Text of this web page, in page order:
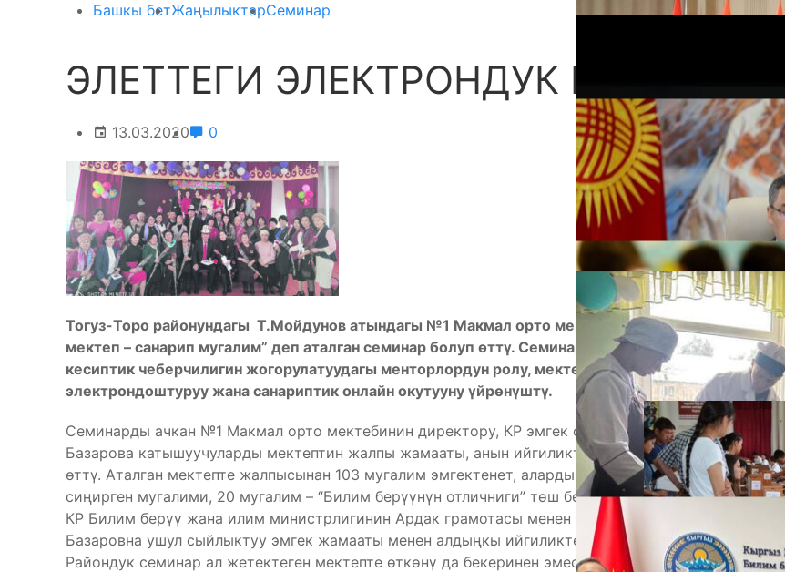
Башкы бетЖаңылыктарСеминар
ЭЛЕТТЕГИ ЭЛЕКТРОНДУК МЕКТЕП
13.03.2020 0
Тогуз-Торо районундагы Т.Мойдунов атындагы №1 Макмал орто мектебинде “Электрондук
мектеп – санарип мугалим” деп аталган семинар болуп өттү. Семинарда райондун мугалимдери
кесиптик чеберчилигин жогорулатуудагы менторлордун ролу, мектепти автоматташтыруу,
электрондоштуруу жана санариптик онлайн окутууну үйрөнүштү.
Семинарды ачкан №1 Макмал орто мектебинин директору, КР эмгек сиңирген мугалими Апал
Базарова катышуучуларды мектептин жалпы жамааты, анын ийгиликтери менен тааныштырып
өттү. Аталган мектепте жалпысынан 103 мугалим эмгектенет, алардын ичинен бирөө — КР эмгек
сиңирген мугалими, 20 мугалим – “Билим берүүнүн отличниги” төш белгисинин ээси, жана 17си —
КР Билим берүү жана илим министрлигинин Ардак грамотасы менен сыйлангандар. Апал
Базаровна ушул сыйлыктуу эмгек жамааты менен алдыңкы ийгиликтерди жаратып келет.
Райондук семинар ал жетектеген мектепте өткөнү да бекеринен эмес.